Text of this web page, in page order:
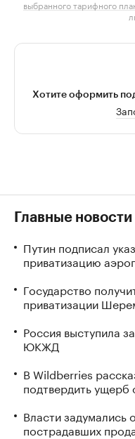
выбранного тарифного
Хотите оформить
Главные новости
Путин подписал
приватизацию
Государство
приватизации
Россия выступила
ЮКЖД
В Wildberries
подтвердить ущерб
Власти задумались
пострадавших